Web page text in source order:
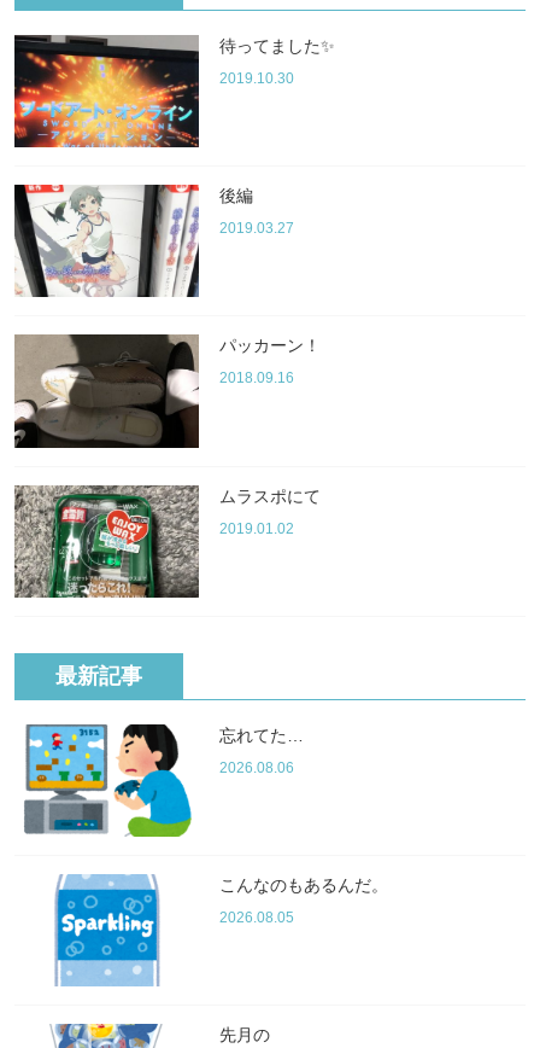
待ってました✨
2019.10.30
後編
2019.03.27
パッカーン！
2018.09.16
ムラスポにて
2019.01.02
最新記事
忘れてた…
2026.08.06
こんなのもあるんだ。
2026.08.05
先月の